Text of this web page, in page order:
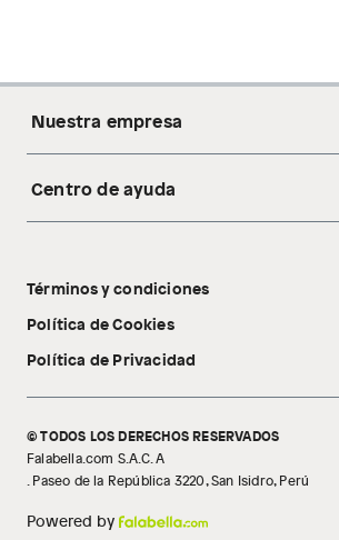
Nuestra empresa
Acerca de nosotros
Tecnología Pillow Walk
Centro de ayuda
Libro de reclamaciones
Términos y condiciones
Política de Cookies
Política de Privacidad
© TODOS LOS DERECHOS RESERVADOS
Falabella.com S.A.C. A
. Paseo de la República 3220, San Isidro, Perú
Powered by